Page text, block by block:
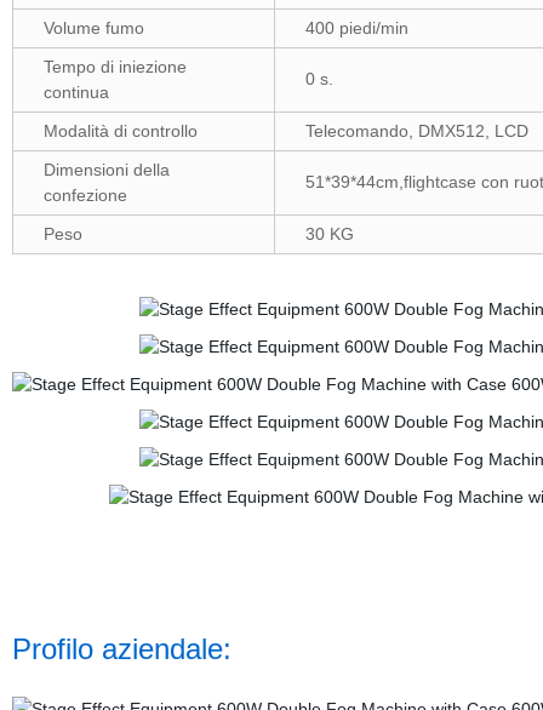
Volume fumo
400 piedi/min
Tempo di iniezione
continua
0 s.
Modalità di controllo
Telecomando, DMX512, LCD
Dimensioni della
confezione
51*39*44cm,flightcase con
Peso 30 KG
Profilo aziendale: